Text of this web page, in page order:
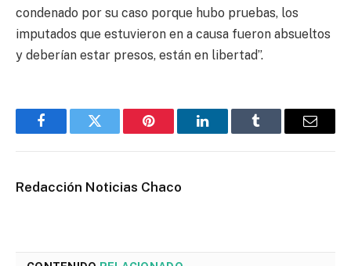
condenado por su caso porque hubo pruebas, los
imputados que estuvieron en a causa fueron absueltos
y deberían estar presos, están en libertad”.
FacebookTwitter Pinterest LinkedInTumblr Email
Redacción Noticias Chaco